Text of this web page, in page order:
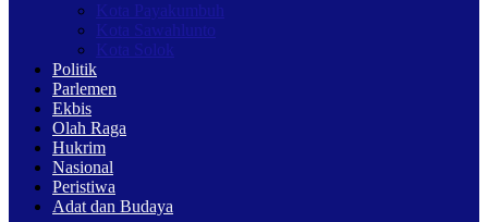
Kota Payakumbuh
Kota Sawahlunto
Kota Solok
Politik
Parlemen
Ekbis
Olah Raga
Hukrim
Nasional
Peristiwa
Adat dan Budaya